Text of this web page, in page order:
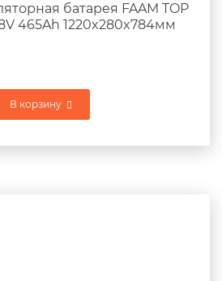
батарея FAAM TOP
465Ah 1220x280x784мм
В корзину